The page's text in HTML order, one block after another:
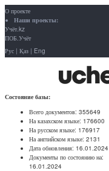
О проекте
Наши проекты:
Учёт.kz
ПОБ.Учёт
Рус | Қаз | Eng
Состояние базы:
Всего документов: 355649
На казахском языке: 176600
На русском языке: 176917
На английском языке: 2131
Дата обновления: 16.01.2024
Документы по состоянию на:
16.01.2024